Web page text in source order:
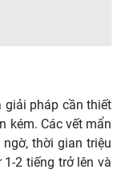
pháp cần thiết
kém. Các vết mẩn
thời gian triệu
2 tiếng trở lên và